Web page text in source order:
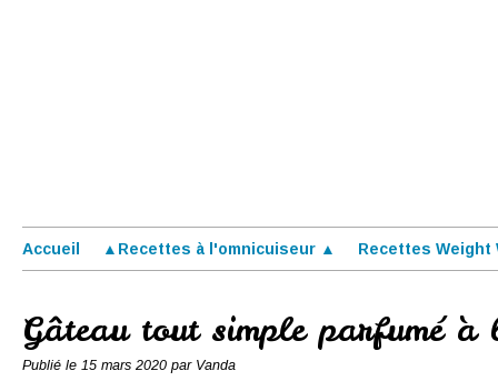
Accueil ▲Recettes à l'omnicuiseur ▲ Recettes Weight
Gâteau tout simple parfumé à
Publié le 15 mars 2020 par Vanda